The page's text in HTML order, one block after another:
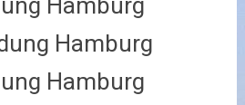
Hamburg
Hamburg
Hamburg